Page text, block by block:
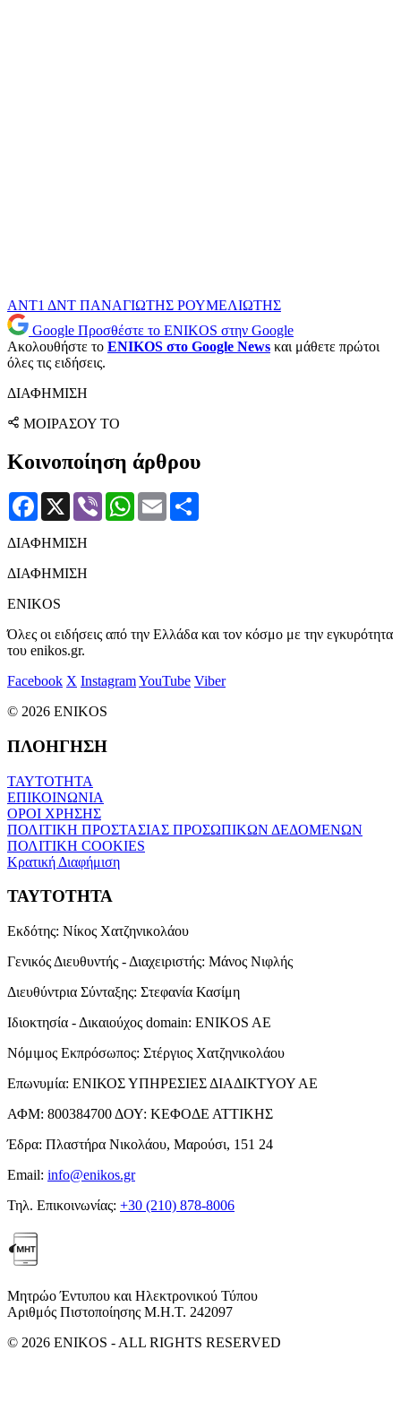
ΑΝΤ1 ΔΝΤ ΠΑΝΑΓΙΩΤΗΣ ΡΟΥΜΕΛΙΩΤΗΣ
Google Προσθέστε το ENIKOS στην Google
Ακολουθήστε το ENIKOS στο Google News και μάθετε πρώτοι
όλες τις ειδήσεις.
ΔΙΑΦΗΜΙΣΗ
ΜΟΙΡΑΣΟΥ ΤΟ
Κοινοποίηση άρθρου
Facebook
X Viber WhatsApp
Email
ΔΙΑΦΗΜΙΣΗ
ΔΙΑΦΗΜΙΣΗ
ENIKOS
Όλες οι ειδήσεις από την Ελλάδα και τον κόσμο με την εγκυρότητα
του enikos.gr.
Facebook X InstagramYouTube Viber
© 2026 ENIKOS
ΠΛΟΗΓΗΣΗ
ΤΑΥΤΟΤΗΤΑ
ΕΠΙΚΟΙΝΩΝΙΑ
ΟΡΟΙ ΧΡΗΣΗΣ
ΠΟΛΙΤΙΚΗ ΠΡΟΣΤΑΣΙΑΣ ΠΡΟΣΩΠΙΚΩΝ ΔΕΔΟΜΕΝΩΝ
ΠΟΛΙΤΙΚΗ COOKIES
Κρατική Διαφήμιση
ΤΑΥΤΟΤΗΤΑ
Εκδότης: Νίκος Χατζηνικολάου
Γενικός Διευθυντής - Διαχειριστής: Μάνος Νιφλής
Διευθύντρια Σύνταξης: Στεφανία Κασίμη
Ιδιοκτησία - Δικαιούχος domain: ENIKOS AE
Νόμιμος Εκπρόσωπος: Στέργιος Χατζηνικολάου
Επωνυμία: ΕΝΙΚΟΣ ΥΠΗΡΕΣΙΕΣ ΔΙΑΔΙΚΤΥΟΥ ΑΕ
ΑΦΜ: 800384700 ΔΟΥ: ΚΕΦΟΔΕ ΑΤΤΙΚΗΣ
Έδρα: Πλαστήρα Νικολάου, Μαρούσι, 151 24
Email: info@enikos.gr
Τηλ. Επικοινωνίας: +30 (210) 878-8006
Μητρώο Έντυπου και Ηλεκτρονικού Τύπου
Αριθμός Πιστοποίησης Μ.Η.Τ. 242097
© 2026 ENIKOS - ALL RIGHTS RESERVED